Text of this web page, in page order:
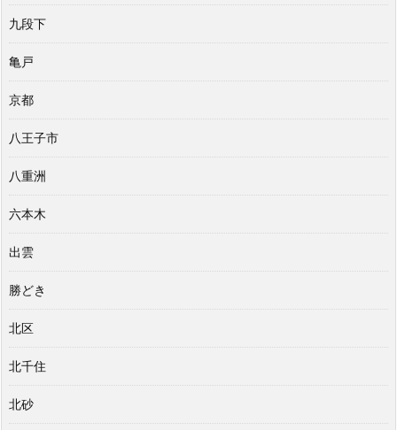
九段下
亀戸
京都
八王子市
八重洲
六本木
出雲
勝どき
北区
北千住
北砂